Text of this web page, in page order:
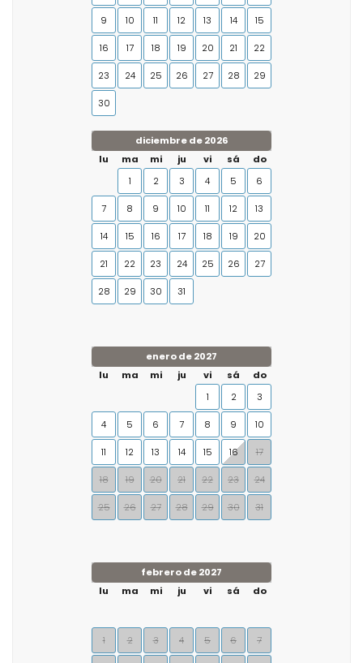
9 10 11 12 13 14 15
16 17 18 19 20 21 22
23 24 25 26 27 28 29
30
diciembre de 2026
lu
ma mi ju vi sá
do
1
2 3 4 5 6
7 8 9 10 11 12 13
14 15 16 17 18 19 20
21 22 23 24 25 26 27
28 29 30 31
enero de 2027
lu
ma mi ju vi sá
do
1
2 3
4 5 6 7 8 9 10
11 12 13 14 15 16 17
18 19 20 21 22 23 24
25 26 27 28 29 30 31
febrero de 2027
lu
ma mi ju vi sá do
1 2 3 4 5 6 7